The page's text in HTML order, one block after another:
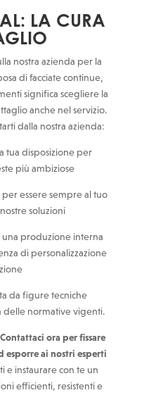
LA CURA
nostra azienda per la
di facciate continue,
significa scegliere la
anche nel servizio.
dalla nostra azienda:
tua disposizione per
più ambiziose
per essere sempre al tuo
soluzioni
una produzione interna
di personalizzazione
da figure tecniche
delle normative vigenti.
Contattaci ora per fissare
esporre ai nostri esperti
e instaurare con te un
efficienti, resistenti e